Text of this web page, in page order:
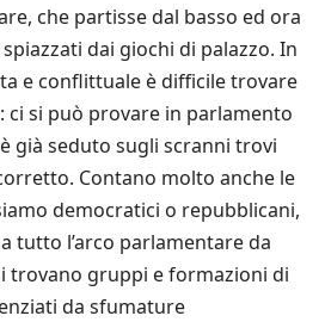
che partisse dal basso ed ora
dai giochi di palazzo. In
e conflittuale è difficile trovare
ci si può provare in parlamento
già seduto sugli scranni trovi
Contano molto anche le
democratici o repubblicani,
tutto l’arco parlamentare da
trovano gruppi e formazioni di
da sfumature